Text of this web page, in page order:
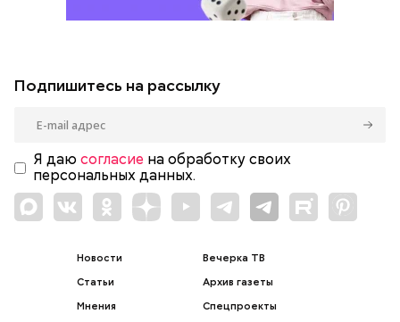
Подпишитесь на рассылку
Я даю согласие на обработку своих
персональных данных.
Новости
Статьи
Мнения
Вечерка ТВ
Архив газеты
Спецпроекты